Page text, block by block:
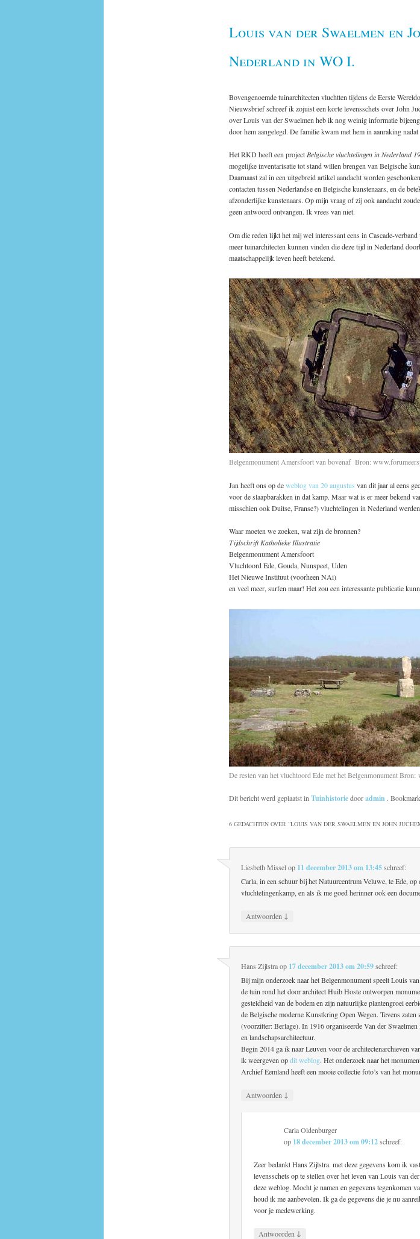
Louis van der Swaelmen en
Nederland in WO I.
Bovengenoemde tuinarchitecten vluchtten tijdens de Eerste
Nieuwsbrief schreef ik zojuist een korte levensschets over John
over Louis van der Swaelmen heb ik nog weinig informatie
door hem aangelegd. De familie kwam met hem in aanraking
Het RKD heeft een projectBelgische vluchtelingen in Nederland
mogelijke inventarisatie tot stand willen brengen van Belgische
Daarnaast zal in een uitgebreid artikel aandacht worden
contacten tussen Nederlandse en Belgische kunstenaars, en de
afzonderlijke kunstenaars. Op mijn vraag of zij ook aandacht
geen antwoord ontvangen. Ik vrees van niet.
Om die reden lijkt het mij wel interessant eens in Cascade-
meer tuinarchitecten kunnen vinden die deze tijd in Nederland
maatschappelijk leven heeft betekend.
Belgenmonument Amersfoort van bovenaf Bron:
Jan heeft ons op deweblog van 20 augustus van dit jaar al eens
voor de slaapbarakken in dat kamp. Maar wat is er meer bekend
misschien ook Duitse, Franse?) vluchtelingen in Nederland
Waar moeten we zoeken, wat zijn de bronnen?
Tijdschrift Katholieke Illustratie
Belgenmonument Amersfoort
Vluchtoord Ede, Gouda, Nunspeet, Uden
Het Nieuwe Instituut (voorheen NAi)
en veel meer, surfen maar! Het zou een interessante publicatie
De resten van het vluchtoord Ede met het Belgenmonument
Dit bericht werd geplaatst in Tuinhistoriedooradmin .
6 GEDACHTEN OVER “LOUIS VAN DER SWAELMEN EN JOHN
Liesbeth Misselop 11 december 2013 om 13:45 schreef:
Carla, in een schuur bij het Natuurcentrum Veluwe, te Ede, op
vluchtelingenkamp, en als ik me goed herinner ook een
Antwoorden ↓
Hans Zijlstraop 17 december 2013 om 20:59 schreef:
Bij mijn onderzoek naar het Belgenmonument speelt Louis
de tuin rond het door architect Huib Hoste ontworpen
gesteldheid van de bodem en zijn natuurlijke plantengroei
de Belgische moderne Kunstkring Open Wegen. Tevens
(voorzitter: Berlage). In 1916 organiseerde Van der
en landschapsarchitectuur.
Begin 2014 ga ik naar Leuven voor de architectenarchieven
ik weergeven opdit weblog. Het onderzoek naar het
Archief Eemland heeft een mooie collectie foto’s van het
Antwoorden ↓
Carla Oldenburger
op 18 december 2013 om 09:12schreef:
Zeer bedankt Hans Zijlstra. met deze gegevens kom ik
levensschets op te stellen over het leven van Louis van
deze weblog. Mocht je namen en gegevens tegenkomen
houd ik me aanbevolen. Ik ga de gegevens die je nu
voor je medewerking.
Antwoorden ↓